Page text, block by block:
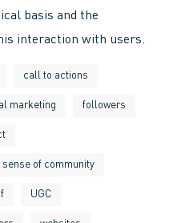
basis and the
interaction with users.
call to actions
marketing followers
sense of community
UGC